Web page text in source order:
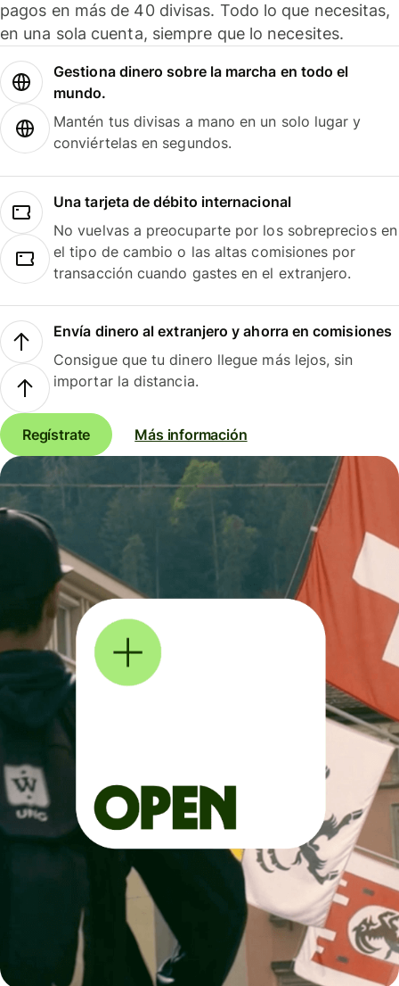
pagos en más de 40 divisas. Todo lo que necesitas,
en una sola cuenta, siempre que lo necesites.
Gestiona dinero sobre la marcha en todo el
mundo.
Mantén tus divisas a mano en un solo lugar y
conviértelas en segundos.
Una tarjeta de débito internacional
No vuelvas a preocuparte por los sobreprecios en
el tipo de cambio o las altas comisiones por
transacción cuando gastes en el extranjero.
Envía dinero al extranjero y ahorra en comisiones
Consigue que tu dinero llegue más lejos, sin
importar la distancia.
Regístrate Más información